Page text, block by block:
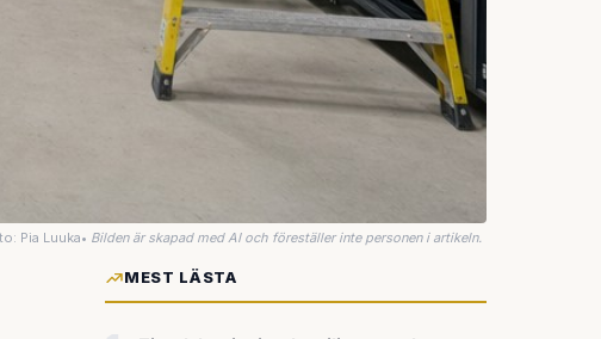
Pia Luuka• Bilden är skapad med AI och föreställer inte personen i artikeln.
MEST LÄSTA